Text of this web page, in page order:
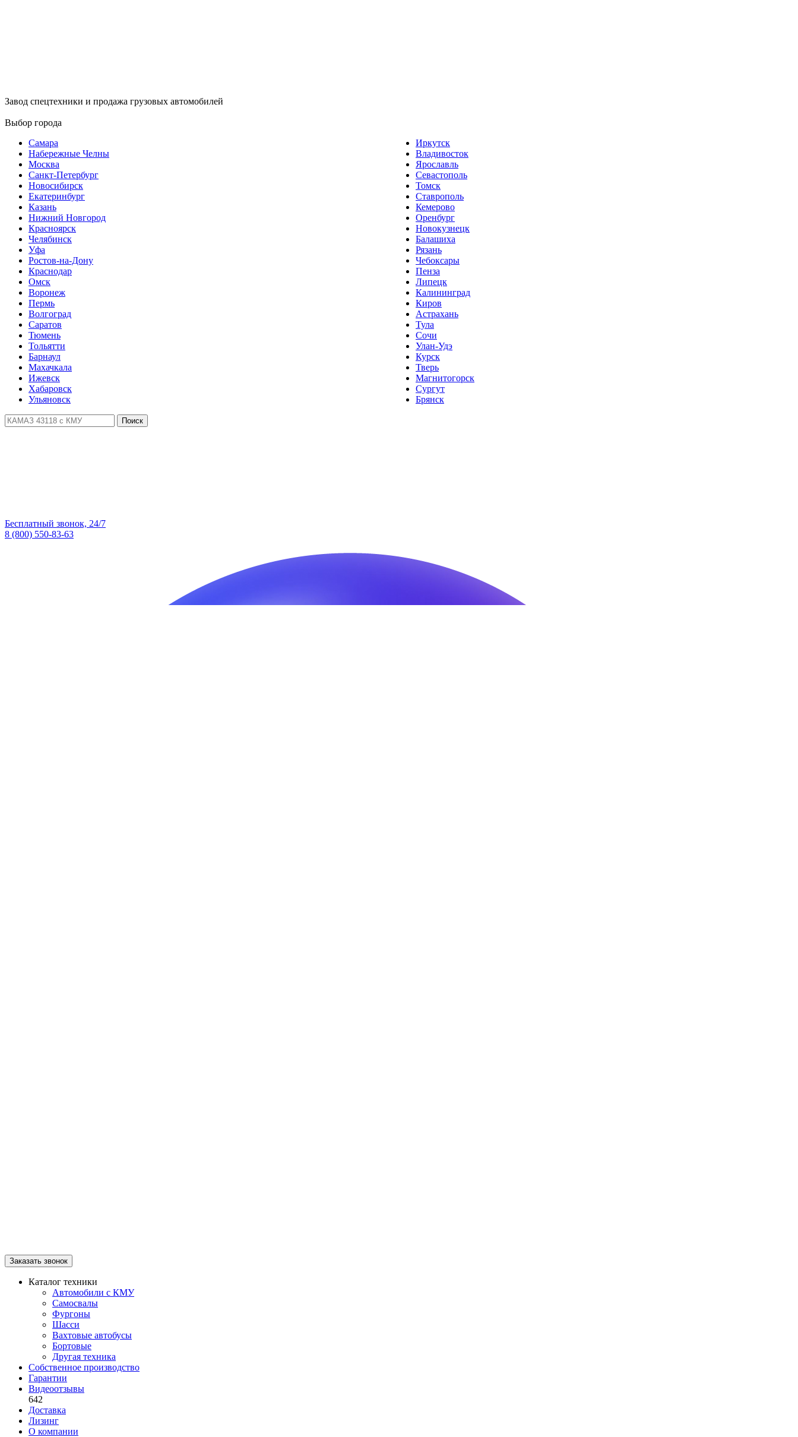
Завод спецтехники и продажа грузовых автомобилей
Выбор города
Самара
Набережные Челны
Москва
Санкт-Петербург
Новосибирск
Екатеринбург
Казань
Нижний Новгород
Красноярск
Челябинск
Уфа
Ростов-на-Дону
Краснодар
Омск
Воронеж
Пермь
Волгоград
Саратов
Тюмень
Тольятти
Барнаул
Махачкала
Ижевск
Хабаровск
Ульяновск
Иркутск
Владивосток
Ярославль
Севастополь
Томск
Ставрополь
Кемерово
Оренбург
Новокузнецк
Балашиха
Рязань
Чебоксары
Пенза
Липецк
Калининград
Киров
Астрахань
Тула
Сочи
Улан-Удэ
Курск
Тверь
Магнитогорск
Сургут
Брянск
Поиск
Бесплатный звонок, 24/7
8 (800) 550-83-63
Заказать звонок
Каталог техники
Автомобили с КМУ
Самосвалы
Фургоны
Шасси
Вахтовые автобусы
Бортовые
Другая техника
Собственное производство
Гарантии
Видеоотзывы
642
Доставка
Лизинг
О компании